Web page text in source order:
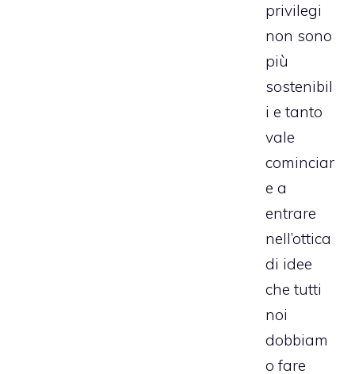
privilegi
non sono
più
sostenibil
i e tanto
vale
cominciar
e a
entrare
nell’ottica
di idee
che tutti
noi
dobbiam
o fare